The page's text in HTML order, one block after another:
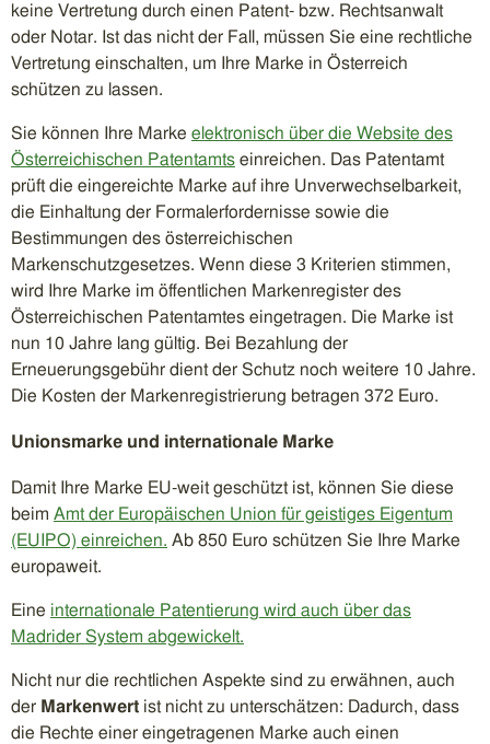
keine Vertretung durch einen Patent- bzw. Rechtsanwalt
oder Notar. Ist das nicht der Fall, müssen Sie eine rechtliche
Vertretung einschalten, um Ihre Marke in Österreich
schützen zu lassen.
Sie können Ihre Marke elektronisch über die Website des
Österreichischen Patentamts einreichen. Das Patentamt
prüft die eingereichte Marke auf ihre Unverwechselbarkeit,
die Einhaltung der Formalerfordernisse sowie die
Bestimmungen des österreichischen
Markenschutzgesetzes. Wenn diese 3 Kriterien stimmen,
wird Ihre Marke im öffentlichen Markenregister des
Österreichischen Patentamtes eingetragen. Die Marke ist
nun 10 Jahre lang gültig. Bei Bezahlung der
Erneuerungsgebühr dient der Schutz noch weitere 10 Jahre.
Die Kosten der Markenregistrierung betragen 372 Euro.
Unionsmarke und internationale Marke
Damit Ihre Marke EU-weit geschützt ist, können Sie diese
beim Amt der Europäischen Union für geistiges Eigentum
(EUIPO) einreichen. Ab 850 Euro schützen Sie Ihre Marke
europaweit.
Eine internationale Patentierung wird auch über das
Madrider System abgewickelt.
Nicht nur die rechtlichen Aspekte sind zu erwähnen, auch
der Markenwert ist nicht zu unterschätzen: Dadurch, dass
die Rechte einer eingetragenen Marke auch einen